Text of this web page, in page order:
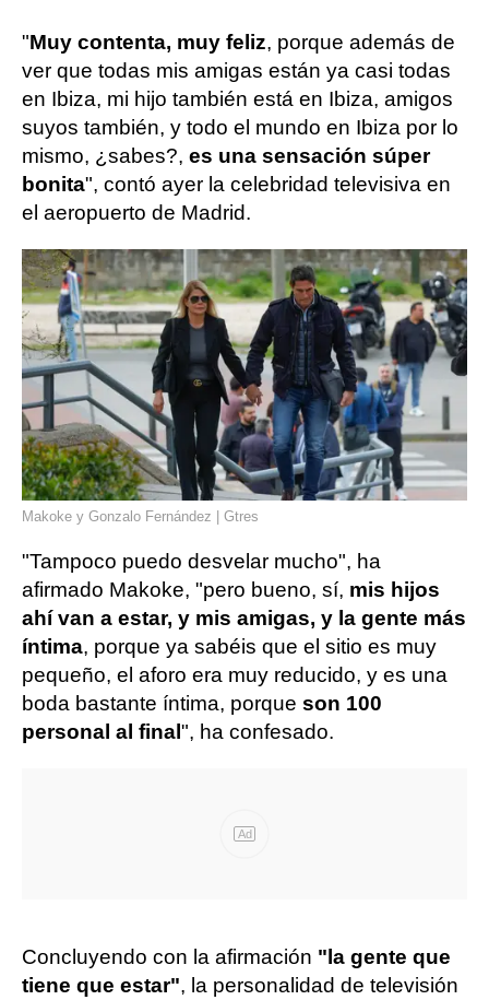
"Muy contenta, muy feliz, porque además de
ver que todas mis amigas están ya casi todas
en Ibiza, mi hijo también está en Ibiza, amigos
suyos también, y todo el mundo en Ibiza por lo
mismo, ¿sabes?, es una sensación súper
bonita", contó ayer la celebridad televisiva en
el aeropuerto de Madrid.
Makoke y Gonzalo Fernández | Gtres
"Tampoco puedo desvelar mucho", ha
afirmado Makoke, "pero bueno, sí, mis hijos
ahí van a estar, y mis amigas, y la gente más
íntima, porque ya sabéis que el sitio es muy
pequeño, el aforo era muy reducido, y es una
boda bastante íntima, porque son 100
personal al final", ha confesado.
Ad
Concluyendo con la afirmación "la gente que
tiene que estar", la personalidad de televisión